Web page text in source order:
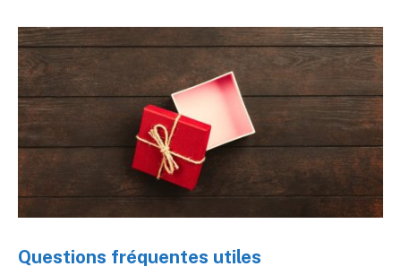
Questions fréquentes utiles